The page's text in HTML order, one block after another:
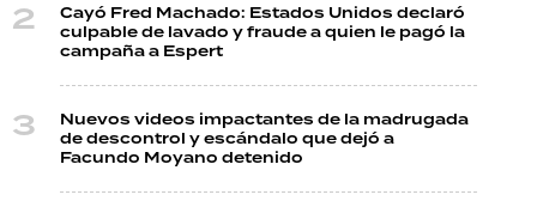
Cayó Fred Machado: Estados Unidos declaró
culpable de lavado y fraude a quien le pagó la
campaña a Espert
Nuevos videos impactantes de la madrugada
de descontrol y escándalo que dejó a
Facundo Moyano detenido